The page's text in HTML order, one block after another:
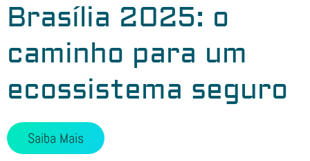
Brasília 2025: o
caminho para um
ecossistema seguro
Saiba Mais